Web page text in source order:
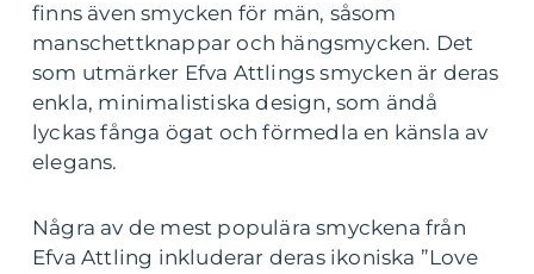
finns även smycken för män, såsom
manschettknappar och hängsmycken. Det
som utmärker Efva Attlings smycken är deras
enkla, minimalistiska design, som ändå
lyckas fånga ögat och förmedla en känsla av
elegans.
Några av de mest populära smyckena från
Efva Attling inkluderar deras ikoniska ”Love